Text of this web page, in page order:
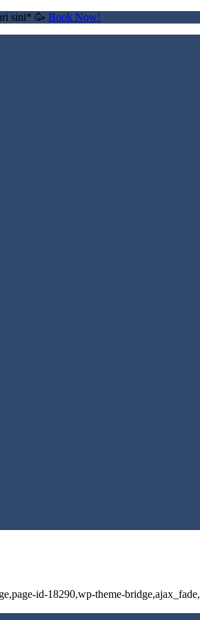
sini* 🥳 Book Now!
id-18290,wp-theme-